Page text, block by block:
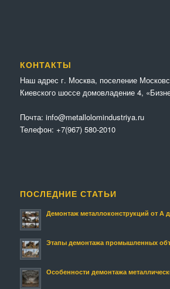
КОНТАКТЫ
Наш адрес г. Москва, поселение
Киевского шоссе домовладение 4,
Почта: info@metallolomindustriya.ru
Телефон: +7(967) 580-2010
ПОСЛЕДНИЕ СТАТЬИ
Демонтаж металлоконструкций от А
Этапы демонтажа промышленных
Особенности демонтажа